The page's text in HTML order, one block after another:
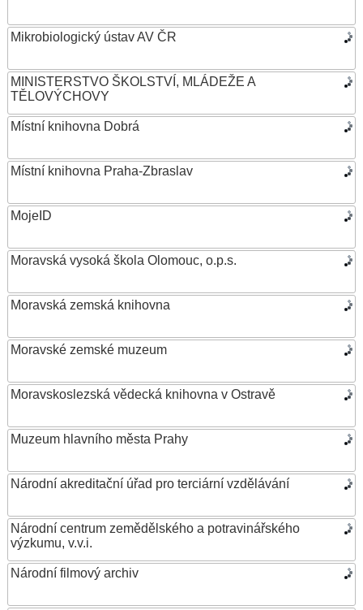
Mikrobiologický ústav AV ČR
MINISTERSTVO ŠKOLSTVÍ, MLÁDEŽE A
TĚLOVÝCHOVY
Místní knihovna Dobrá
Místní knihovna Praha-Zbraslav
MojeID
Moravská vysoká škola Olomouc, o.p.s.
Moravská zemská knihovna
Moravské zemské muzeum
Moravskoslezská vědecká knihovna v Ostravě
Muzeum hlavního města Prahy
Národní akreditační úřad pro terciární vzdělávání
Národní centrum zemědělského a potravinářského
výzkumu, v.v.i.
Národní filmový archiv